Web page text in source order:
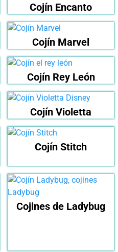
Cojín Encanto
Cojín Marvel
Cojín Rey León
Cojín Violetta
Cojín Stitch
Cojines de Ladybug